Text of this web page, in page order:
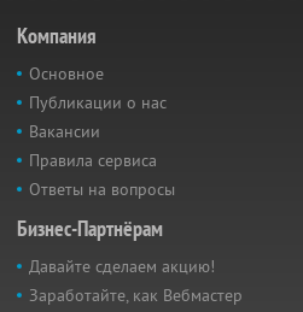
Компания
Основное
Публикации о нас
Вакансии
Правила сервиса
Ответы на вопросы
Бизнес-Партнёрам
Давайте сделаем акцию!
Заработайте, как Вебмастер